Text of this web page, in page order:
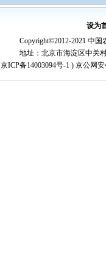
设为
Copyright©2012-2021 中
地址：北京市海淀区中关
京ICP备14003094号-1 ) 京公网